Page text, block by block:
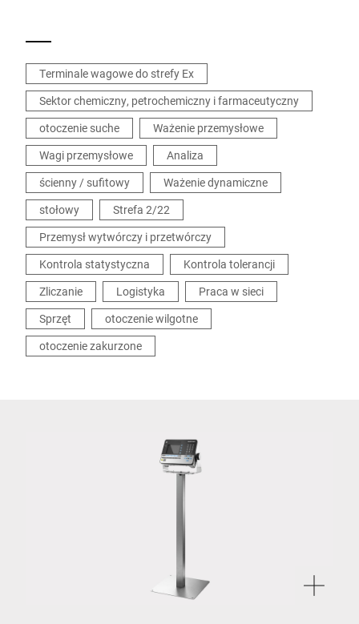
Terminale wagowe do strefy Ex
Sektor chemiczny, petrochemiczny i farmaceutyczny
otoczenie suche
Ważenie przemysłowe
Wagi przemysłowe
Analiza
ścienny / sufitowy
Ważenie dynamiczne
stołowy
Strefa 2/22
Przemysł wytwórczy i przetwórczy
Kontrola statystyczna
Kontrola tolerancji
Zliczanie
Logistyka
Praca w sieci
Sprzęt
otoczenie wilgotne
otoczenie zakurzone